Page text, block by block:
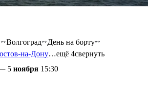
Волгоград
День на борту
на-Дону…ещё 4свернуть
5 ноября 15:30